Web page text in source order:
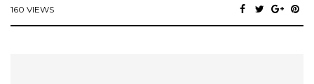
160 VIEWS